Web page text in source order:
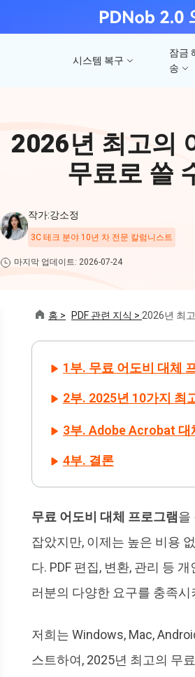
시스템 복구
개 이상 iOS 시스템 이
시스템 복구
드 시스템 복구
잠금
송
/아이패드 잠금해제
드 잠금 해제
번호&구글 락 제거
조작하기 iTunes
템 마이그레이션 도구
PDF 편집 및 관리
AI로 중
2026년 최고의
무료로 쓸
작가:강소정
3C 테크 분야 10년 차 전문 칼럼니스트
마지막 업데이트: 2026-07-24
홈 > PDF 관련 지식 > 2026년 최
1부. 무료 어도비 대체
2부. 2025년 10가지 최
3부. Adobe Acrobat 대
4부. 결론
무료 어도비 대체 프로그램 을
잡았지만, 이제는 높은 비용
다. PDF 편집, 변환, 관리 등
러분의 다양한 요구를 충족시
저희는 Windows, Mac,
스트하여, 2025년 최고의 무